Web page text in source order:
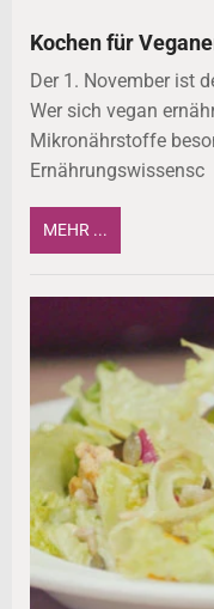
Kochen für
Der 1. November ist
Wer sich vegan
Mikronährstoffe
Ernährungswissensc
MEHR ...